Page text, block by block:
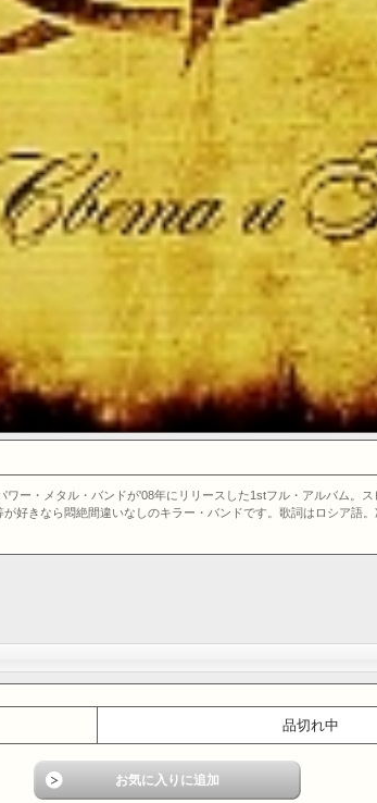
ー・メタル・バンドが'08年にリリースした1stフル・アルバム
好きなら悶絶間違いなしのキラー・バンドです。歌詞はロシア語
品切れ中